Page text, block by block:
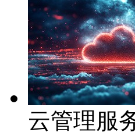
云管理服